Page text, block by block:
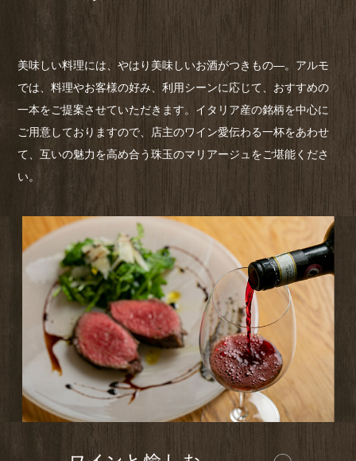
美味しい料理には、やはり美味しいお酒がつきもの―。アルモ
では、料理やお客様の好み、利用シーンに応じて、おすすめの
一本をご提案させていただきます。イタリア産の銘柄を中心に
ご用意しておりますので、店主のワイン愛伝わる一杯をあわせ
て、互いの魅力を高め合う珠玉のマリアージュをご堪能くださ
い。